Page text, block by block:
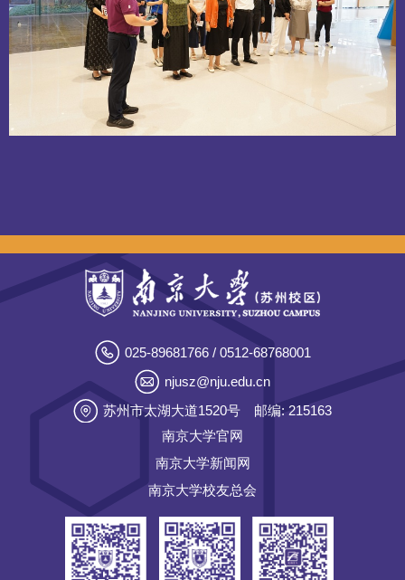
025-89681766 / 0512-68768001
njusz@nju.edu.cn
苏州市太湖大道1520号
邮编: 215163
南京大学官网
南京大学新闻网
南京大学校友总会